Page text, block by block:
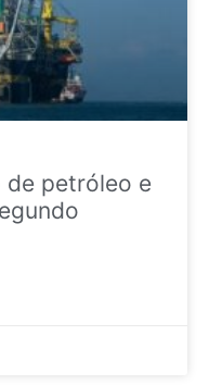
de petróleo e